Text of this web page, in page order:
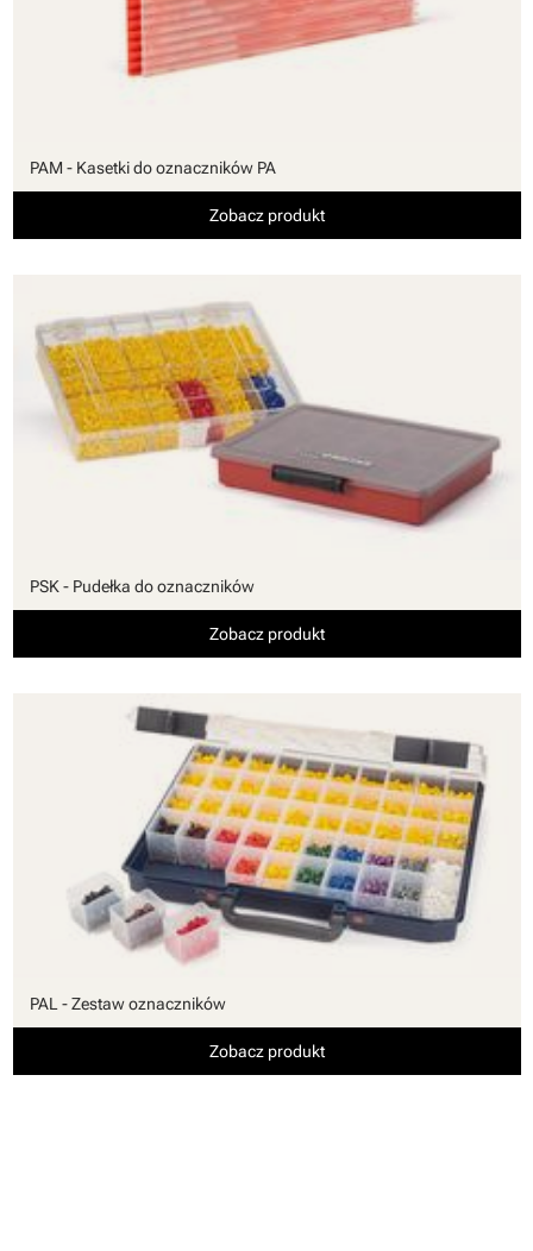
PAM - Kasetki do oznaczników PA
Zobacz produkt
PSK - Pudełka do oznaczników
Zobacz produkt
PAL - Zestaw oznaczników
Zobacz produkt